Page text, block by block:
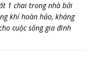
1 chai trong nhà bởi
khí hoàn hảo, kháng
cuộc sống gia đình